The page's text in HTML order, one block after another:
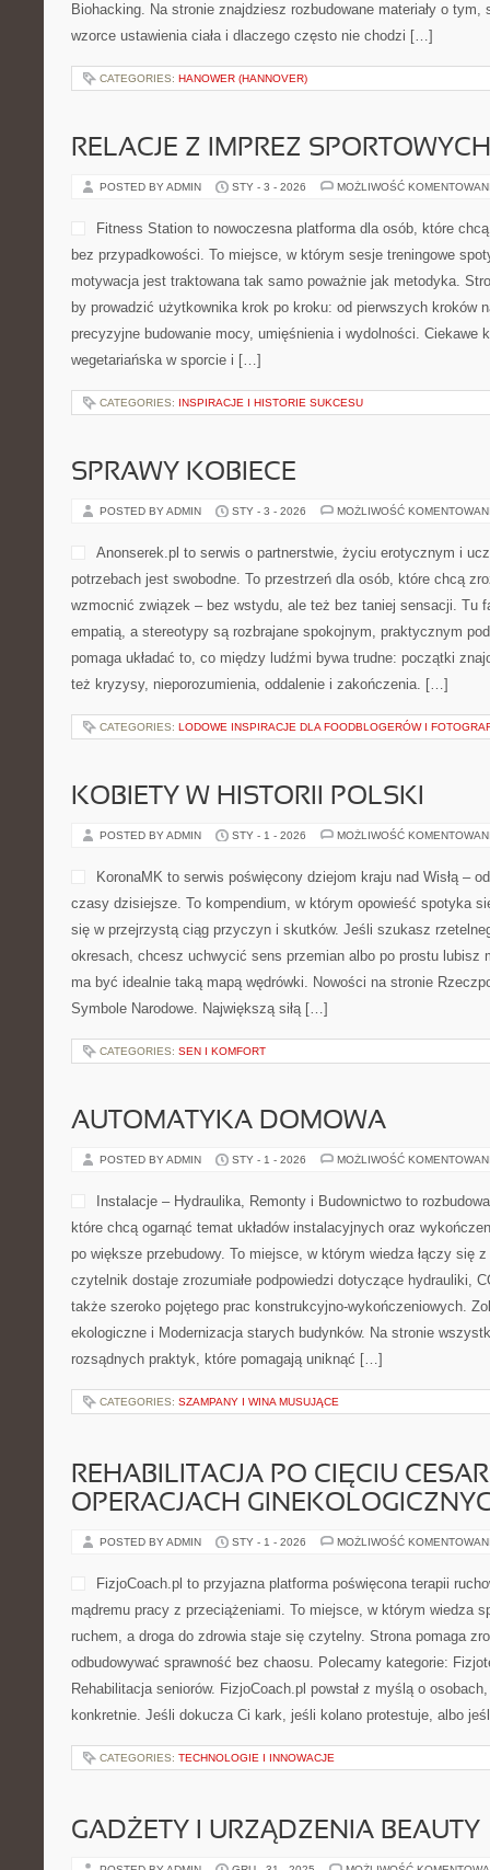
Biohacking. Na stronie znajdziesz rozbudowane materiały o tym,
wzorce ustawienia ciała i dlaczego często nie chodzi […]
CATEGORIES: HANOWER (HANNOVER)
RELACJE Z IMPREZ SPORTOWYCH
POSTED BY ADMIN STY - 3 - 2026 MOŻLIWOŚĆ
Fitness Station to nowoczesna platforma dla osób, które
bez przypadkowości. To miejsce, w którym sesje treningowe
motywacja jest traktowana tak samo poważnie jak metodyka.
by prowadzić użytkownika krok po kroku: od pierwszych kroków
precyzyjne budowanie mocy, umięśnienia i wydolności. Ciekawe
wegetariańska w sporcie i […]
CATEGORIES: INSPIRACJE I HISTORIE SUKCESU
SPRAWY KOBIECE
POSTED BY ADMIN STY - 3 - 2026 MOŻLIWOŚĆ
Anonserek.pl to serwis o partnerstwie, życiu erotycznym i
potrzebach jest swobodne. To przestrzeń dla osób, które chcą
wzmocnić związek – bez wstydu, ale też bez taniej sensacji. Tu
empatią, a stereotypy są rozbrajane spokojnym, praktycznym
pomaga układać to, co między ludźmi bywa trudne: początki
też kryzysy, nieporozumienia, oddalenie i zakończenia. […]
CATEGORIES: LODOWE INSPIRACJE DLA FOODBLOGERÓW I
KOBIETY W HISTORII POLSKI
POSTED BY ADMIN STY - 1 - 2026 MOŻLIWOŚĆ
KoronaMK to serwis poświęcony dziejom kraju nad Wisłą –
czasy dzisiejsze. To kompendium, w którym opowieść spotyka
się w przejrzystą ciąg przyczyn i skutków. Jeśli szukasz
okresach, chcesz uchwycić sens przemian albo po prostu lubisz
ma być idealnie taką mapą wędrówki. Nowości na stronie
Symbole Narodowe. Największą siłą […]
CATEGORIES: SEN I KOMFORT
AUTOMATYKA DOMOWA
POSTED BY ADMIN STY - 1 - 2026 MOŻLIWOŚĆ
Instalacje – Hydraulika, Remonty i Budownictwo to
które chcą ogarnąć temat układów instalacyjnych oraz
po większe przebudowy. To miejsce, w którym wiedza łączy się
czytelnik dostaje zrozumiałe podpowiedzi dotyczące hydrauliki,
także szeroko pojętego prac konstrukcyjno-wykończeniowych.
ekologiczne i Modernizacja starych budynków. Na stronie
rozsądnych praktyk, które pomagają uniknąć […]
CATEGORIES: SZAMPANY I WINA MUSUJĄCE
REHABILITACJA PO CIĘCIU
OPERACJACH
POSTED BY ADMIN STY - 1 - 2026 MOŻLIWOŚĆ
FizjoCoach.pl to przyjazna platforma poświęcona terapii
mądremu pracy z przeciążeniami. To miejsce, w którym wiedza
ruchem, a droga do zdrowia staje się czytelny. Strona pomaga
odbudowywać sprawność bez chaosu. Polecamy kategorie:
Rehabilitacja seniorów. FizjoCoach.pl powstał z myślą o
konkretnie. Jeśli dokucza Ci kark, jeśli kolano protestuje, albo
CATEGORIES: TECHNOLOGIE I INNOWACJE
GADŻETY I URZĄDZENIA BEAUTY